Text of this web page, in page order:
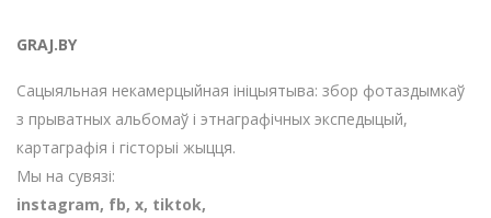
GRAJ.BY
Сацыяльная некамерцыйная ініцыятыва: збор фотаздымкаў
з прыватных альбомаў і этнаграфічных экспедыцый,
картаграфія і гісторыі жыцця.
Мы на сувязі:
instagram, fb, х, tiktok,